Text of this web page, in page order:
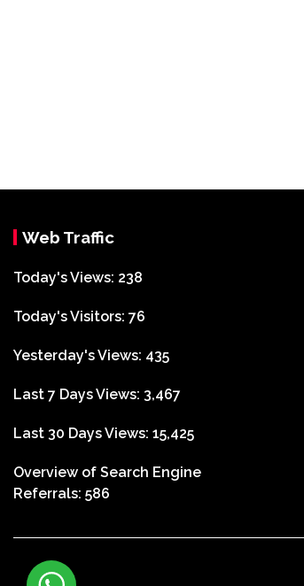
Web Traffic
Today's Views: 238
Today's Visitors: 76
Yesterday's Views: 435
Last 7 Days Views: 3,467
Last 30 Days Views: 15,425
Overview of Search Engine
Referrals: 586